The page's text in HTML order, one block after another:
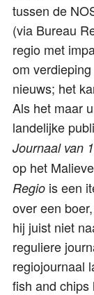
tussen de
(via Bureau
regio met
om
nieuws; het
Als het maar
landelijke
Journaal van
op het
Regio is een
over een
hij juist niet
reguliere
regiojournaal
fish and chips